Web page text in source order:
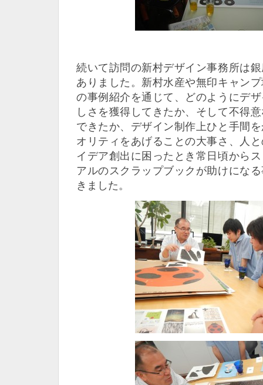
続いて訪問の新村デザイン事務所は
ありました。新村水産や無印キャン
の事例紹介を通じて、どのようにデ
しさを獲得してきたか、そして不得
できたか、デザイン制作上ひと手間
オリティをあげることの大事さ、人
イデア創出に困ったとき常日頃から
アルのスクラップブックが助けにな
きました。